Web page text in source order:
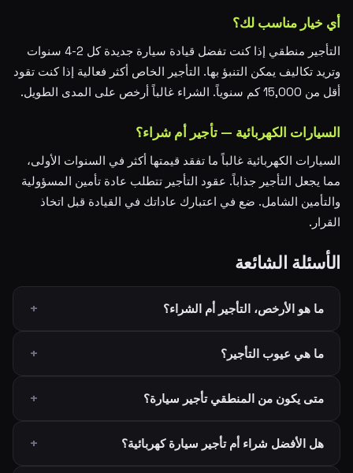
أي خيار مناسب لك؟
التأجير منطقي إذا كنت تفضل قيادة سيارة جديدة كل 2-4 سنوات
وتريد تكاليف يمكن التنبؤ بها. التأجير الخاص أكثر فعالية إذا كنت تقود
أقل من 15,000 كم سنوياً. الشراء غالباً أرخص على المدى الطويل.
السيارات الكهربائية — تأجير أم شراء؟
السيارات الكهربائية غالباً ما تفقد قيمتها أكثر في السنوات الأولى،
مما يجعل التأجير جذاباً. عقود التأجير تتطلب عادة تأمين المسؤولية
والتأمين الشامل. ضع في اعتبارك عاداتك في القيادة قبل اتخاذ
القرار.
الأسئلة الشائعة
ما هو الأرخص، التأجير أم الشراء؟
ما هي عيوب التأجير؟
متى يكون من المنطقي تأجير سيارة؟
هل الأفضل شراء أم تأجير سيارة كهربائية؟